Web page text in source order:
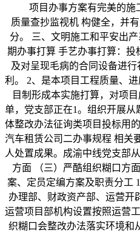
项目办事方案有完美的施工
质量查抄监视机 构健全，并
分。 三、文明施工和平安出
期办事打算 手艺办事打算：
及对呈现毛病的合同设备进
利。 2、是本项目工程质量、
目制形成本实施打算，对项
单，党支部正在1。组织开展
体整改办法征询类项目投标用
汽车租赁公司二办事规程 相关
人处置成果。成渝中线党支部
方面 （三）严酷组织糊口方
案、定员定编方案及职责分工
办理部、财政资产部、运营开
运营项目部机构设置按照运营
织糊口会整改办法落实环境和